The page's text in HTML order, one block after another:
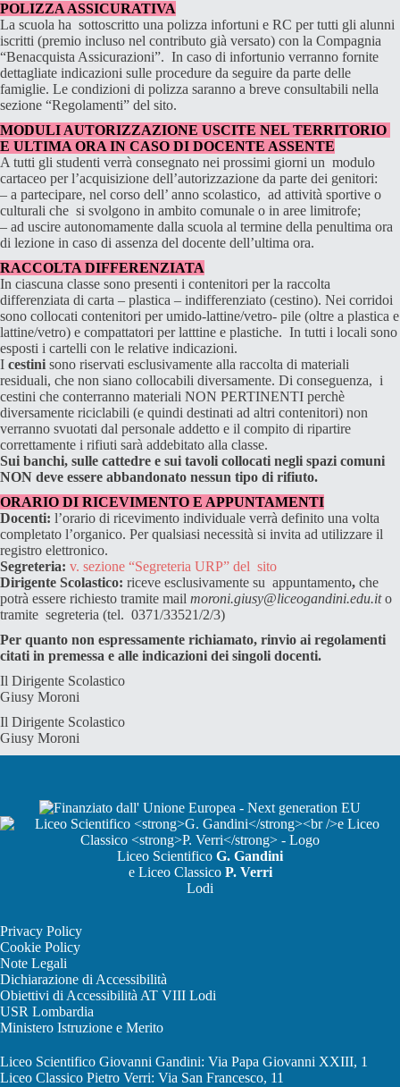
POLIZZA ASSICURATIVA
La scuola ha sottoscritto una polizza infortuni e RC per tutti gli alunni
iscritti (premio incluso nel contributo già versato) con la Compagnia
“Benacquista Assicurazioni”. In caso di infortunio verranno fornite
dettagliate indicazioni sulle procedure da seguire da parte delle
famiglie. Le condizioni di polizza saranno a breve consultabili nella
sezione “Regolamenti” del sito.
MODULI AUTORIZZAZIONE USCITE NEL TERRITORIO
E ULTIMA ORA IN CASO DI DOCENTE ASSENTE
A tutti gli studenti verrà consegnato nei prossimi giorni un modulo
cartaceo per l’acquisizione dell’autorizzazione da parte dei genitori:
– a partecipare, nel corso dell’ anno scolastico, ad attività sportive o
culturali che si svolgono in ambito comunale o in aree limitrofe;
– ad uscire autonomamente dalla scuola al termine della penultima ora
di lezione in caso di assenza del docente dell’ultima ora.
RACCOLTA DIFFERENZIATA
In ciascuna classe sono presenti i contenitori per la raccolta
differenziata di carta – plastica – indifferenziato (cestino). Nei corridoi
sono collocati contenitori per umido-lattine/vetro- pile (oltre a plastica e
lattine/vetro) e compattatori per latttine e plastiche. In tutti i locali sono
esposti i cartelli con le relative indicazioni.
I cestini sono riservati esclusivamente alla raccolta di materiali
residuali, che non siano collocabili diversamente. Di conseguenza, i
cestini che conterranno materiali NON PERTINENTI perchè
diversamente riciclabili (e quindi destinati ad altri contenitori) non
verranno svuotati dal personale addetto e il compito di ripartire
correttamente i rifiuti sarà addebitato alla classe.
Sui banchi, sulle cattedre e sui tavoli collocati negli spazi comuni
NON deve essere abbandonato nessun tipo di rifiuto.
ORARIO DI RICEVIMENTO E APPUNTAMENTI
Docenti: l’orario di ricevimento individuale verrà definito una volta
completato l’organico. Per qualsiasi necessità si invita ad utilizzare il
registro elettronico.
Segreteria: v. sezione “Segreteria URP” del sito
Dirigente Scolastico: riceve esclusivamente su appuntamento, che
potrà essere richiesto tramite mail moroni.giusy@liceogandini.edu.ito
tramite segreteria (tel. 0371/33521/2/3)
Per quanto non espressamente richiamato, rinvio ai regolamenti
citati in premessa e alle indicazioni dei singoli docenti.
Il Dirigente Scolastico
Giusy Moroni
Il Dirigente Scolastico
Giusy Moroni
Liceo Scientifico G. Gandini
e Liceo Classico P. Verri
Lodi
Privacy Policy
Cookie Policy
Note Legali
Dichiarazione di Accessibilità
Obiettivi di Accessibilità AT VIII Lodi
USR Lombardia
Ministero Istruzione e Merito
Liceo Scientifico Giovanni Gandini: Via Papa Giovanni XXIII, 1
Liceo Classico Pietro Verri: Via San Francesco, 11